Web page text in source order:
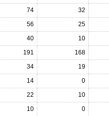
74
32
56
25
40
10
191
168
34
19
14
0
22
10
10
0